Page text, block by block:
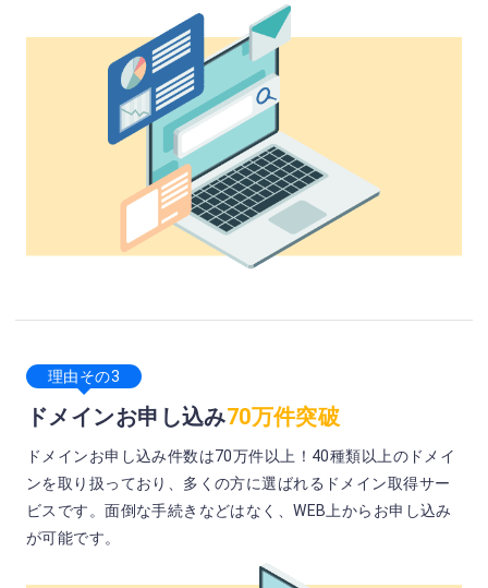
理由その3
ドメインお申し込み70万件突破
ドメインお申し込み件数は70万件以上！40種類以上のドメイ
ンを取り扱っており、多くの方に選ばれるドメイン取得サー
ビスです。面倒な手続きなどはなく、WEB上からお申し込み
が可能です。